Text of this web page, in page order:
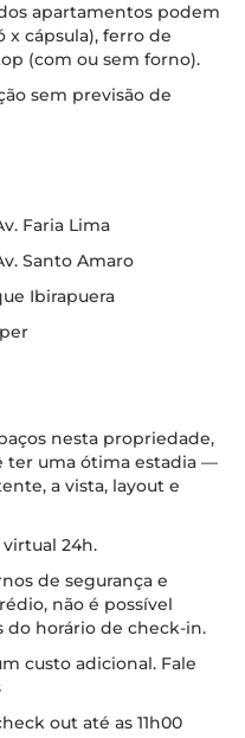
apartamentos podem
x cápsula), ferro de
(com ou sem forno).
sem previsão de
Faria Lima
Santo Amaro
Ibirapuera
nesta propriedade,
ter uma ótima estadia —
a vista, layout e
24h.
de segurança e
não é possível
do horário de check-in.
custo adicional. Fale
out até as 11h00